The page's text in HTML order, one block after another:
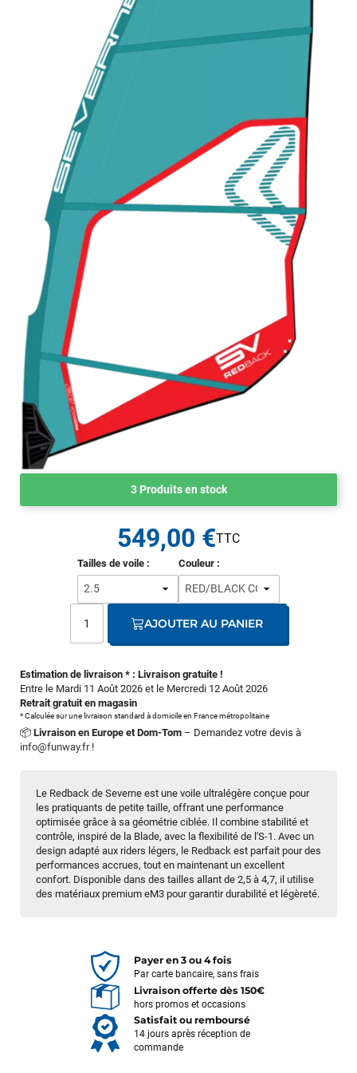
Le Redback de Severne est une voile ultralégère conçue pour
les pratiquants de petite taille, offrant une performance
optimisée grâce à sa géométrie ciblée. Il combine stabilité et
contrôle, inspiré de la Blade, avec la flexibilité de l'S-1. Avec un
design adapté aux riders légers, le Redback est parfait pour des
performances accrues, tout en maintenant un excellent
confort. Disponible dans des tailles allant de 2,5 à 4,7, il utilise
des matériaux premium eM3 pour garantir durabilité et légèreté.
3 Produits en stock
Estimation de livraison * : Livraison gratuite !
Entre le Mardi 11 Août 2026 et le Mercredi 12 Août 2026
Retrait gratuit en magasin
* Calculée sur une livraison standard à domicile en France métropolitaine
📦 Livraison en Europe et Dom-Tom – Demandez votre devis à
info@funway.fr!
Tailles de voile : Couleur :
549,00 €
AJOUTER AU PANIER
Payer en 3 ou 4 fois
Par carte bancaire, sans frais
Livraison offerte dès 150€
hors promos et occasions
Satisfait ou remboursé
14 jours après réception de
commande